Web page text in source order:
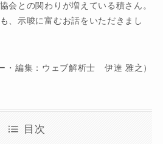
会との関わりが増えている積さん。
、示唆に富むお話をいただきまし
・編集：ウェブ解析士 伊達 雅之）
目次